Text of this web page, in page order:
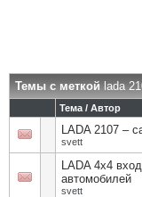
Темы с меткой lada
Тема / Автор
LADA 2107 –
svett
LADA 4х4
автомобилей
svett